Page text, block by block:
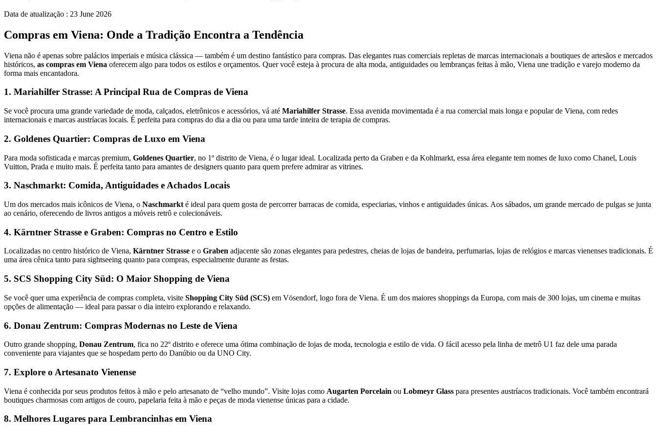
Data de atualização : 23 June 2026
Compras em Viena: Onde a Tradição Encontra a Tendência
Viena não é apenas sobre palácios imperiais e música clássica — também é um destino fantástico para compras. Das elegantes ruas comerciais repletas de marcas internacionais a boutiques de artesãos e mercados
históricos, as compras em Viena oferecem algo para todos os estilos e orçamentos. Quer você esteja à procura de alta moda, antiguidades ou lembranças feitas à mão, Viena une tradição e varejo moderno da
forma mais encantadora.
1. Mariahilfer Strasse: A Principal Rua de Compras de Viena
Se você procura uma grande variedade de moda, calçados, eletrônicos e acessórios, vá até Mariahilfer Strasse. Essa avenida movimentada é a rua comercial mais longa e popular de Viena, com redes
internacionais e marcas austríacas locais. É perfeita para compras do dia a dia ou para uma tarde inteira de terapia de compras.
2. Goldenes Quartier: Compras de Luxo em Viena
Para moda sofisticada e marcas premium, Goldenes Quartier, no 1º distrito de Viena, é o lugar ideal. Localizada perto da Graben e da Kohlmarkt, essa área elegante tem nomes de luxo como Chanel, Louis
Vuitton, Prada e muito mais. É perfeita tanto para amantes de designers quanto para quem prefere admirar as vitrines.
3. Naschmarkt: Comida, Antiguidades e Achados Locais
Um dos mercados mais icônicos de Viena, o Naschmarkt é ideal para quem gosta de percorrer barracas de comida, especiarias, vinhos e antiguidades únicas. Aos sábados, um grande mercado de pulgas se junta
ao cenário, oferecendo de livros antigos a móveis retrô e colecionáveis.
4. Kärntner Strasse e Graben: Compras no Centro e Estilo
Localizadas no centro histórico de Viena, Kärntner Strasse e o Graben adjacente são zonas elegantes para pedestres, cheias de lojas de bandeira, perfumarias, lojas de relógios e marcas vienenses tradicionais. É
uma área cênica tanto para sightseeing quanto para compras, especialmente durante as festas.
5. SCS Shopping City Süd: O Maior Shopping de Viena
Se você quer uma experiência de compras completa, visite Shopping City Süd (SCS) em Vösendorf, logo fora de Viena. É um dos maiores shoppings da Europa, com mais de 300 lojas, um cinema e muitas
opções de alimentação — ideal para passar o dia inteiro explorando e relaxando.
6. Donau Zentrum: Compras Modernas no Leste de Viena
Outro grande shopping, Donau Zentrum, fica no 22º distrito e oferece uma ótima combinação de lojas de moda, tecnologia e estilo de vida. O fácil acesso pela linha de metrô U1 faz dele uma parada
conveniente para viajantes que se hospedam perto do Danúbio ou da UNO City.
7. Explore o Artesanato Vienense
Viena é conhecida por seus produtos feitos à mão e pelo artesanato de “velho mundo”. Visite lojas como Augarten Porcelain ou Lobmeyr Glass para presentes austríacos tradicionais. Você também encontrará
boutiques charmosas com artigos de couro, papelaria feita à mão e peças de moda vienense únicas para a cidade.
8. Melhores Lugares para Lembrancinhas em Viena